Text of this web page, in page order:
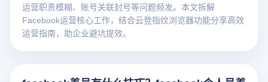
运营职责模糊、账号关联封号等问题频发。本文拆解
Facebook运营核心工作，结合云登指纹浏览器功能分享高效
运营指南，助企业避坑提效。